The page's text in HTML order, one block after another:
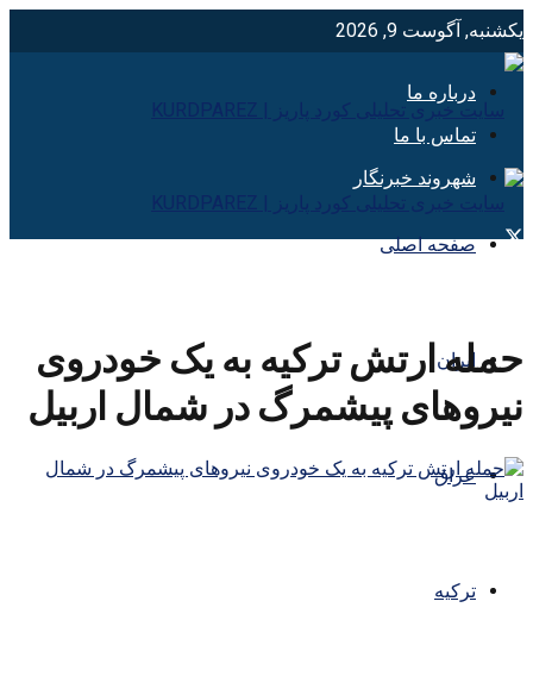
یکشنبه, آگوست 9, 2026
درباره ما
تماس با ما
شهروند خبرنگار
صفحه اصلی
ایران
عراق
ترکیه
حمله ارتش ترکیه به یک خودروی
نیروهای پیشمرگ در شمال اربیل